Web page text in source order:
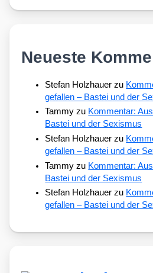
Neueste
Stefan Holzhauer zu
gefallen – Bastei und der
Tammy zu Kommentar:
Bastei und der Sexismus
Stefan Holzhauer zu
gefallen – Bastei und der
Tammy zu Kommentar:
Bastei und der Sexismus
Stefan Holzhauer zu
gefallen – Bastei und der